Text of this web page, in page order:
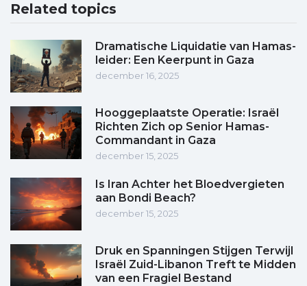
Related topics
Dramatische Liquidatie van Hamas-
leider: Een Keerpunt in Gaza
december 16, 2025
Hooggeplaatste Operatie: Israël
Richten Zich op Senior Hamas-
Commandant in Gaza
december 15, 2025
Is Iran Achter het Bloedvergieten
aan Bondi Beach?
december 15, 2025
Druk en Spanningen Stijgen Terwijl
Israël Zuid-Libanon Treft te Midden
van een Fragiel Bestand